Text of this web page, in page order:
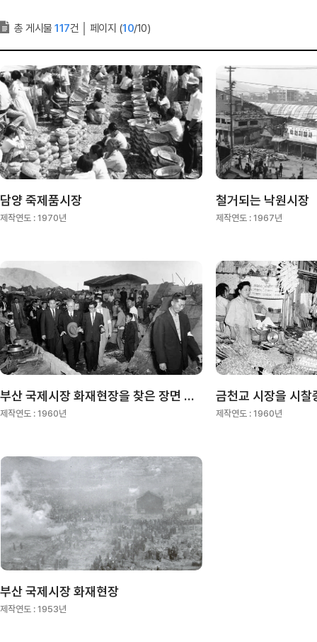
총 게시물 117건 페이지 (10/10)
담양 죽제품시장
제작연도 : 1970년
철거되는 낙원시장
제작연도 : 1967년
부산 국제시장 화재현장을 찾은 장면 총리
제작연도 : 1960년
금천교 시장을 시찰
제작연도 : 1960년
부산 국제시장 화재현장
제작연도 : 1953년